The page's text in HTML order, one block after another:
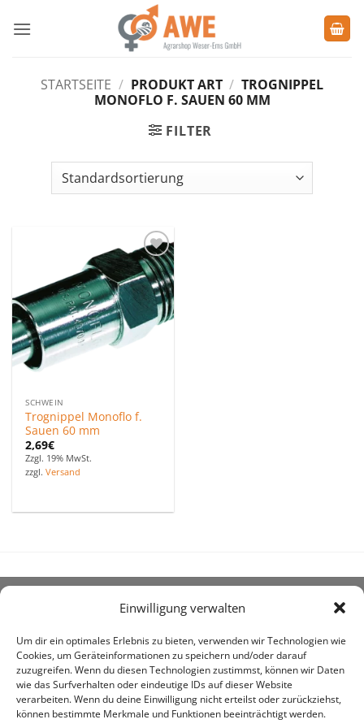
Einwilligung verwalten
Um dir ein optimales Erlebnis zu bieten, verwenden wir Technologien wie
Cookies, um Geräteinformationen zu speichern und/oder darauf
zuzugreifen. Wenn du diesen Technologien zustimmst, können wir Daten
wie das Surfverhalten oder eindeutige IDs auf dieser Website
verarbeiten. Wenn du deine Einwilligung nicht erteilst oder zurückziehst,
können bestimmte Merkmale und Funktionen beeinträchtigt werden.
Inhalt
STARTSEITE / PRODUKT ART / TROGNIPPEL
MONOFLO F. SAUEN 60 MM
FILTER
Zu den
Favoriten
hinzufügen
SCHWEIN
Trognippel Monoflo f.
Sauen 60 mm
2,69€
Zzgl. 19% MwSt.
zzgl.Versand